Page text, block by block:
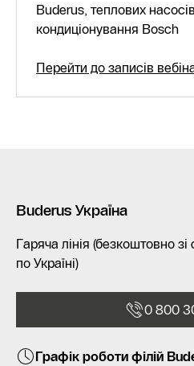
Buderus, теплових
кондиціонування Bosch
Перейти до записів
Buderus Україна
Гаряча лінія (безкоштовно
по Україні)
0 800
Графік роботи філій